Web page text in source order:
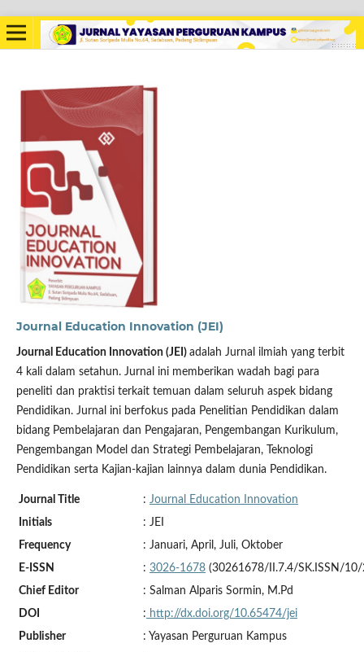
Journal Education Innovation (JEI)
Journal Education Innovation (JEI) adalah Jurnal ilmiah yang terbit
4 kali dalam setahun. Jurnal ini memberikan wadah bagi para
peneliti dan praktisi terkait temuan dalam seluruh aspek bidang
Pendidikan. Jurnal ini berfokus pada Penelitian Pendidikan dalam
bidang Pembelajaran dan Pengajaran, Pengembangan Kurikulum,
Pengembangan Model dan Strategi Pembelajaran, Teknologi
Pendidikan serta Kajian-kajian lainnya dalam dunia Pendidikan.
Journal Title : Journal Education Innovation
Initials
: JEI
Frequency
: Januari, April, Juli, Oktober
E-ISSN
: 3026-1678(30261678/II.7.4/SK.ISSN/10/
Chief Editor
: Salman Alparis Sormin, M.Pd
DOI
: http://dx.doi.org/10.65474/jei
Publisher
: Yayasan Perguruan Kampus